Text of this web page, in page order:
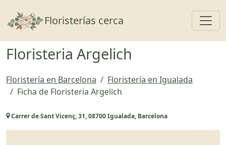
Floristerías cerca
Floristeria Argelich
Floristería en Barcelona
Floristería en Igualada
Ficha de Floristeria Argelich
Carrer de Sant Vicenç, 31, 08700 Igualada, Barcelona